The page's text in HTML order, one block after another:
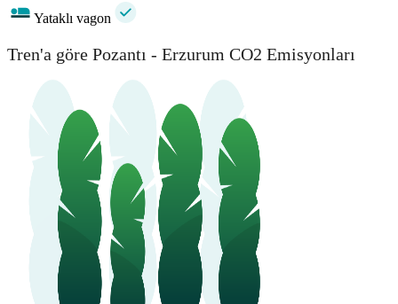
Yataklı vagon
Tren'a göre Pozantı - Erzurum CO2 Emisyonları